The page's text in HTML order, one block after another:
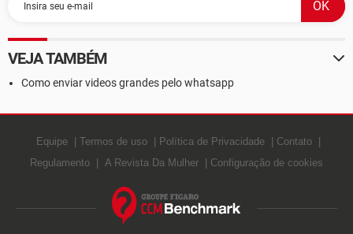
VEJA TAMBÉM
Como enviar videos grandes pelo whatsapp
Equipe Termos de uso Política de Privacidade
Contato
Regulamento
A Revista Da Mulher Configuração de cookies